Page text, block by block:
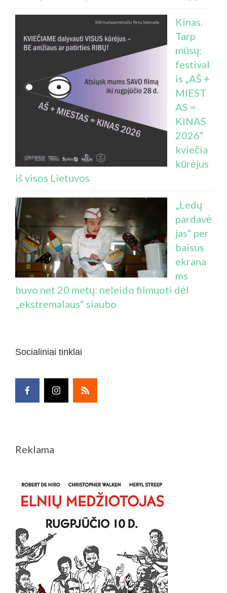
Kinas.
Tarp
mūsų:
festival
is „AŠ +
MIEST
AS =
KINAS
2026“
kviečia
kūrėjus
iš visos Lietuvos
„Ledų
pardavė
jas“ per
baisus
ekrana
ms
buvo net 20 metų: neleido filmuoti dėl
„ekstremalaus“ siaubo
Socialiniai tinklai
Reklama